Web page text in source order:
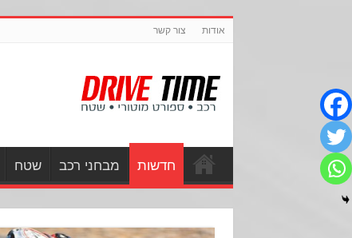
אודות צור קשר
חדשות מבחני רכב שטח